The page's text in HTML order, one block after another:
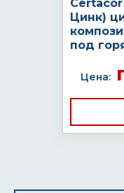
Цинк)
под
Цена: